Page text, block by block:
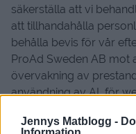
Jennys Matblogg -
säkerställa att vi
att tillhandahålla
behålla bevis för vår
ProAd Sweden AB mot
övervakning av
användning av AI, för
data i molnet, för att
syfte att förvärva eller